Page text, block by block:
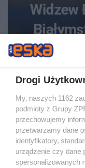
Widzew
Drogi
My, naszych 1162
podmioty z Grupy
przechowujemy
przetwarzamy dane
identyfikatory,
urządzenie czy dane
spersonalizowanych